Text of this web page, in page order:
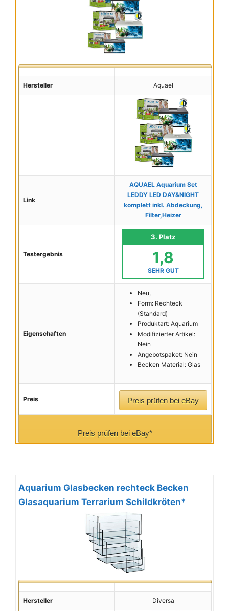
Hersteller Aquael
Link
AQUAEL Aquarium Set
LEDDY LED DAY&NIGHT
komplett inkl. Abdeckung,
Filter,Heizer
Testergebnis
3. Platz
1,8
SEHR GUT
Eigenschaften
Neu,
Form: Rechteck
(Standard)
Produktart: Aquarium
Modifizierter Artikel:
Nein
Angebotspaket: Nein
Becken Material: Glas
Preis Preis prüfen bei eBay
Preis prüfen bei eBay*
Aquarium Glasbecken rechteck Becken
Glasaquarium Terrarium Schildkröten*
Hersteller Diversa